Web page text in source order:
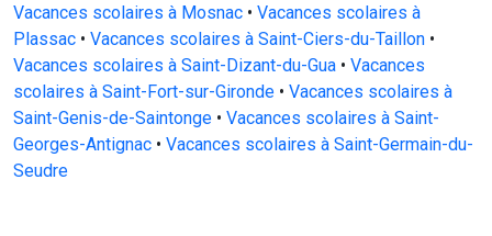
Vacances scolaires à Mosnac • Vacances scolaires à
Plassac • Vacances scolaires à Saint-Ciers-du-Taillon •
Vacances scolaires à Saint-Dizant-du-Gua • Vacances
scolaires à Saint-Fort-sur-Gironde • Vacances scolaires à
Saint-Genis-de-Saintonge • Vacances scolaires à Saint-
Georges-Antignac • Vacances scolaires à Saint-Germain-du-
Seudre